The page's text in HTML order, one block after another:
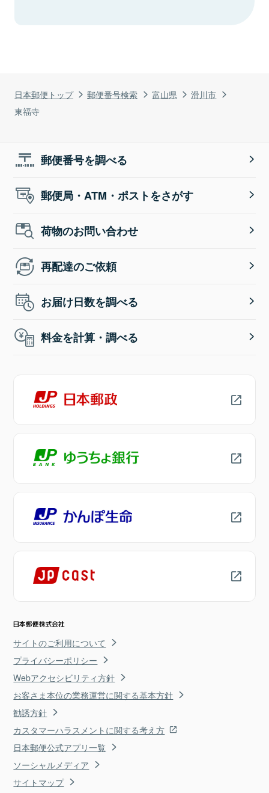
日本郵便トップ 郵便番号検索 富山県
滑川市
東福寺
郵便番号を調べる
郵便局・ATM・ポストをさがす
荷物のお問い合わせ
再配達のご依頼
お届け日数を調べる
料金を計算・調べる
サイトのご利用について
プライバシーポリシー
Webアクセシビリティ方針
お客さま本位の業務運営に関する基本方針
勧誘方針
カスタマーハラスメントに関する考え方
日本郵便公式アプリ一覧
ソーシャルメディア
サイトマップ